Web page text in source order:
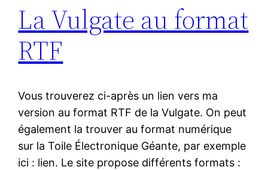
La Vulgate au format
RTF
Vous trouverez ci-après un lien vers ma
version au format RTF de la Vulgate. On peut
également la trouver au format numérique
sur la Toile Électronique Géante, par exemple
ici : lien. Le site propose différents formats :